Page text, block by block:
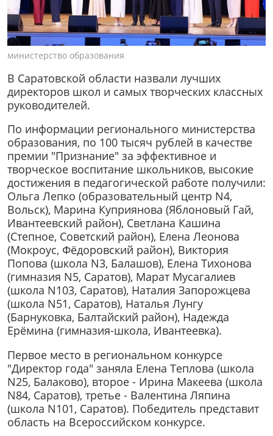
министерство образования
В Саратовской области назвали лучших
директоров школ и самых творческих классных
руководителей.
По информации регионального министерства
образования, по 100 тысяч рублей в качестве
премии "Признание" за эффективное и
творческое воспитание школьников, высокие
достижения в педагогической работе получили:
Ольга Лепко (образовательный центр N4,
Вольск), Марина Куприянова (Яблоновый Гай,
Ивантеевский район), Светлана Кашина
(Степное, Советский район), Елена Леонова
(Мокроус, Фёдоровский район), Виктория
Попова (школа N3, Балашов), Елена Тихонова
(гимназия N5, Саратов), Марат Мусагалиев
(школа N103, Саратов), Наталия Запорожцева
(школа N51, Саратов), Наталья Лунгу
(Барнуковка, Балтайский район), Надежда
Ерёмина (гимназия-школа, Ивантеевка).
Первое место в региональном конкурсе
"Директор года" заняла Елена Теплова (школа
N25, Балаково), второе - Ирина Макеева (школа
N84, Саратов), третье - Валентина Ляпина
(школа N101, Саратов). Победитель представит
область на Всероссийском конкурсе.